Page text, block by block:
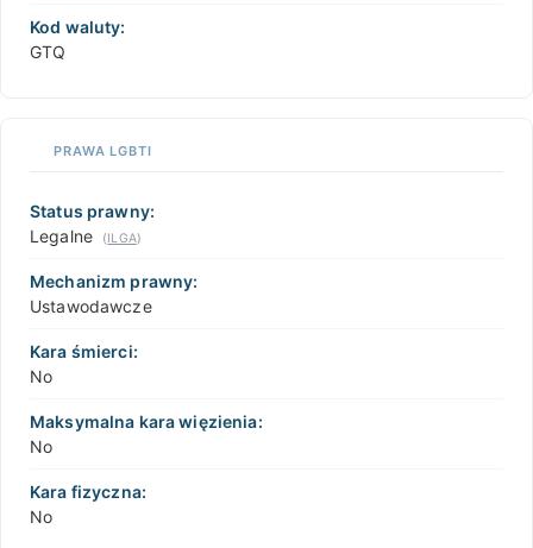
Kod waluty:
GTQ
PRAWA LGBTI
Status prawny:
Legalne
(ILGA)
Mechanizm prawny:
Ustawodawcze
Kara śmierci:
No
Maksymalna kara więzienia:
No
Kara fizyczna:
No